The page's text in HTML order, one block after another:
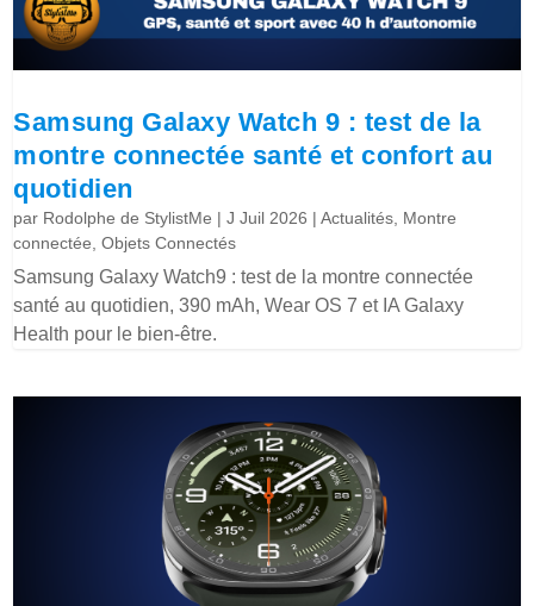
Samsung Galaxy Watch 9 : test de la
montre connectée santé et confort au
quotidien
par Rodolphe de StylistMe |J Juil 2026 |Actualités Montre
connectée ,Objets Connectés
Samsung Galaxy Watch9 : test de la montre connectée
santé au quotidien, 390 mAh, Wear OS 7 et IA Galaxy
Health pour le bien-être.